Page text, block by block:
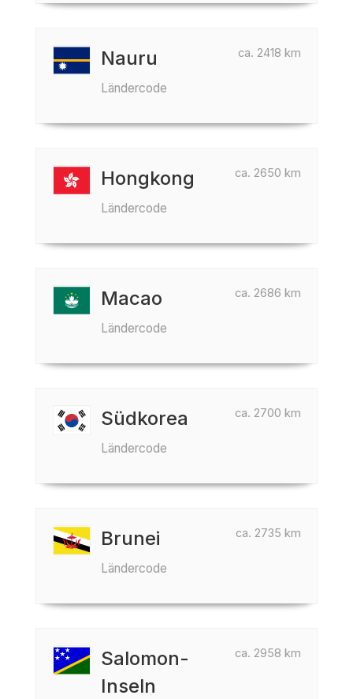
ca. 2418 km
Nauru
Ländercode
ca. 2650 km
Hongkong
Ländercode
ca. 2686 km
Macao
Ländercode
ca. 2700 km
Südkorea
Ländercode
ca. 2735 km
Brunei
Ländercode
ca. 2958 km
Salomon-
Inseln